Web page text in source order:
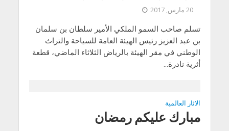
20 مارس, 2017
تسلم صاحب السمو الملكي الأمير سلطان بن سلمان
بن عبد العزيز رئيس الهيئة العامة للسياحة والتراث
الوطني في مقر الهيئة بالرياض الثلاثاء الماضي، قطعة
أثرية نادرة...
الاثار العالمية
مبارك عليكم رمضان